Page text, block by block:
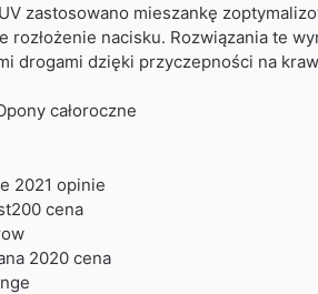
zastosowano mieszankę
rozłożenie nacisku. Rozwiązania te
drogami dzięki przyczepności na
całoroczne
2021 opinie
cena
2020 cena